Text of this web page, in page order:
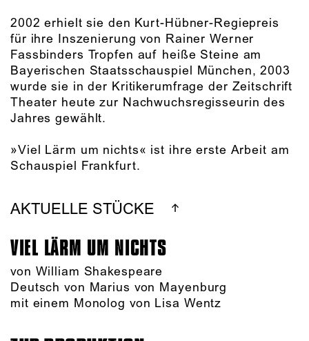
2002 erhielt sie den Kurt-Hübner-Regiepreis
für ihre Inszenierung von Rainer Werner
Fassbinders Tropfen auf heiße Steine am
Bayerischen Staatsschauspiel München, 2003
wurde sie in der Kritikerumfrage der Zeitschrift
Theater heute zur Nachwuchsregisseurin des
Jahres gewählt.
»Viel Lärm um nichts« ist ihre erste Arbeit am
Schauspiel Frankfurt.
AKTUELLE STÜCKE
VIEL LÄRM UM NICHTS
von William Shakespeare
Deutsch von Marius von Mayenburg
mit einem Monolog von Lisa Wentz